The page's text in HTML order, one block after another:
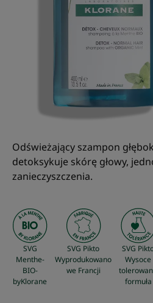
Odświeżający szampon
detoksykuje skórę głowy,
zanieczyszczenia.
SVG
Menthe-
BIO-
byKlorane
SVG Pikto
Wyprodukowano
we Francji
SVG
Wysoce
formuła